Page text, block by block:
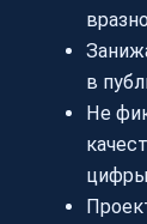
в
Не